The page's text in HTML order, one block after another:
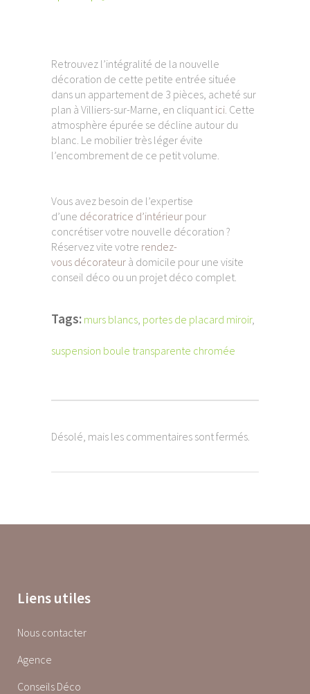
Retrouvez l’intégralité de la nouvelle
décoration de cette petite entrée située
dans un appartement de 3 pièces, acheté sur
plan à Villiers-sur-Marne, en cliquant ici . Cette
atmosphère épurée se décline autour du
blanc. Le mobilier très léger évite
l’encombrement de ce petit volume.
Vous avez besoin de l’expertise
d’une décoratrice d’intérieur pour
concrétiser votre nouvelle décoration ?
Réservez vite votre rendez-
vous décorateur à domicile pour une visite
conseil déco ou un projet déco complet.
Tags: murs blancs portes de placard miroir,
suspension boule transparente chromée
Désolé, mais les commentaires sont fermés.
Liens utiles
Nous contacter
Agence
Conseils Déco